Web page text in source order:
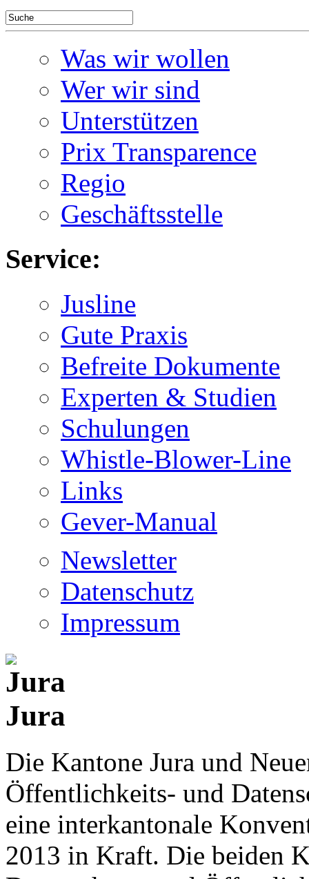
Was wir wollen
Wer wir sind
Unterstützen
Prix Transparence
Regio
Geschäftsstelle
Service:
Jusline
Gute Praxis
Befreite Dokumente
Experten & Studien
Schulungen
Whistle-Blower-Line
Links
Gever-Manual
Newsletter
Datenschutz
Impressum
Jura
Die Kantone Jura und
Öffentlichkeits- und
eine interkantonale
2013 in Kraft. Die beiden